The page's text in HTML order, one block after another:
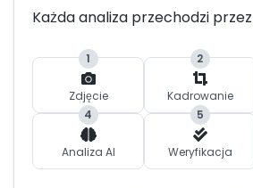
Każda analiza przechodzi
1
Zdjęcie
2
Kadrowanie
4
Analiza AI
5
Weryfikacja